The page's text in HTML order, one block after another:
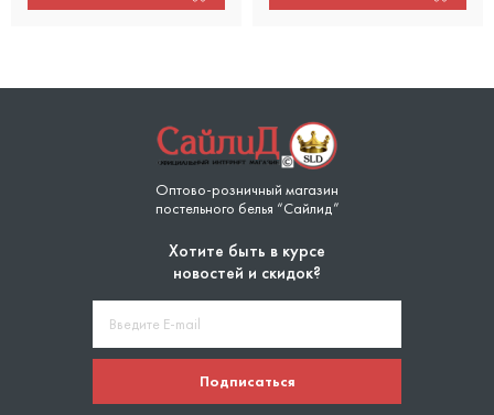
Оптово-розничный магазин
постельного белья “Сайлид”
Хотите быть в курсе
новостей и скидок?
Подписаться